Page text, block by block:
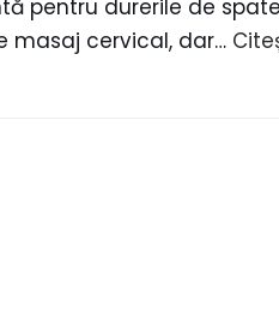
pentru durerile de
masaj cervical, dar…